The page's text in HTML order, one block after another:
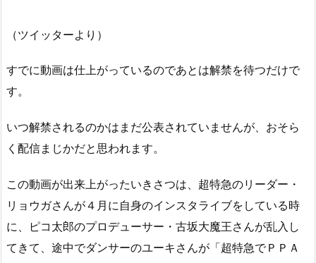
（ツイッターより）
すでに動画は仕上がっているのであとは解禁を待つだけで
す。
いつ解禁されるのかはまだ公表されていませんが、おそら
く配信まじかだと思われます。
この動画が出来上がったいきさつは、超特急のリーダー・
リョウガさんが４月に自身のインスタライブをしている時
に、ピコ太郎のプロデューサー・古坂大魔王さんが乱入し
てきて、途中でダンサーのユーキさんが「超特急でＰＰＡ